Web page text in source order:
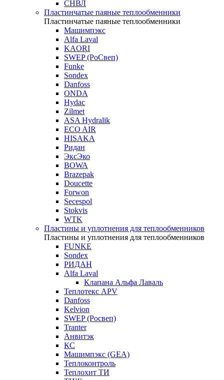
СНВЛ
Пластинчатые паяные теплообменники
Пластинчатые паяные теплообменники
Машимпэкс
Alfa Laval
KAORI
SWEP (РоСвеп)
Funke
Sondex
Danfoss
ONDA
Hydac
Zilmet
ASA Hydralik
ECO AIR
HISAKA
Ридан
ЭксЭко
BOWA
Brazepak
Doucette
Forwon
Secespol
Stokvis
WTK
Пластины и уплотнения для теплообменников
Пластины и уплотнения для теплообменников
FUNKE
Sondex
РИДАН
Alfa Laval
Клапана Альфа Лаваль
Теплотекс APV
Danfoss
Kelvion
SWEP (Росвеп)
Tranter
Анвитэк
КС
Машимпэкс (GEA)
Теплоконтроль
Теплохит ТИ